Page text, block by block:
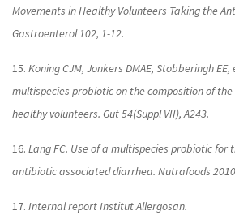
Movements in Healthy Volunteers Taking the
Gastroenterol 102, 1-12.
15. Koning CJM, Jonkers DMAE, Stobberingh
multispecies probiotic on the composition of
healthy volunteers. Gut 54(Suppl VII), A243.
16. Lang FC. Use of a multispecies probiotic for
antibiotic associated diarrhea. Nutrafoods
17. Internal report Institut Allergosan.